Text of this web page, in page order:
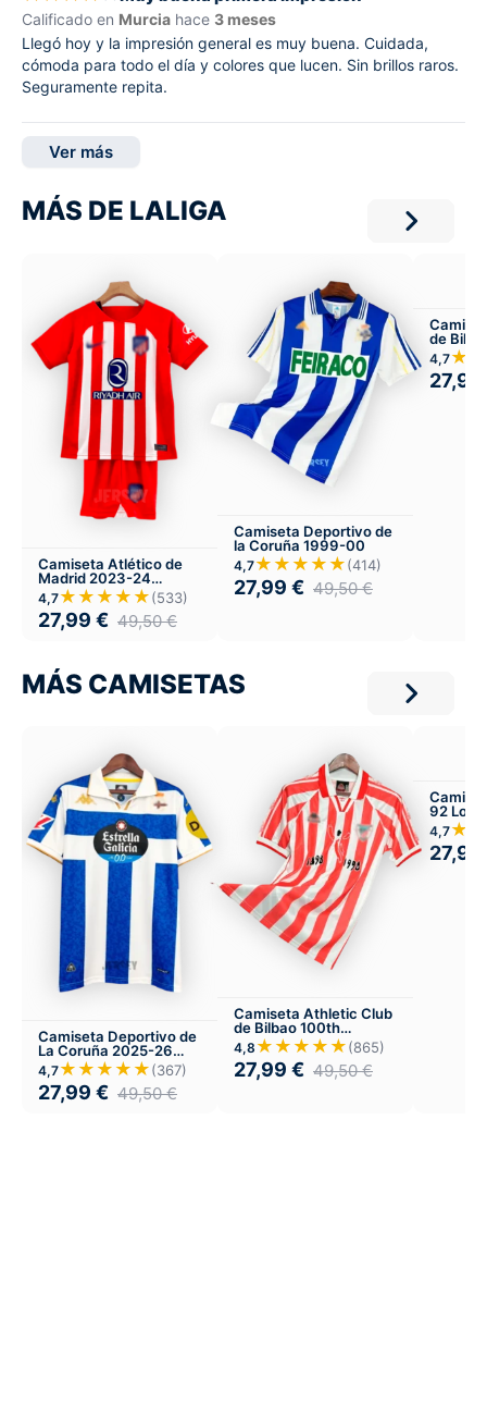
Calificado en Murcia hace 3 meses
Llegó hoy y la impresión general es muy buena. Cuidada,
cómoda para todo el día y colores que lucen. Sin brillos raros.
Seguramente repita.
Ver más
MÁS DE LALIGA
Camiseta Atlético de
Madrid 2023-24
Versión Infantil Local
4,7★★★★★(533)
27,99 € 49,50€
Camiseta Deportivo de
la Coruña 1999-00
4,7★★★★★(414)
27,99 € 49,50€
de
4,7
27,99
MÁS CAMISETAS
Camiseta Deportivo de
La Coruña 2025-26
Local
4,7★★★★★(367)
27,99 € 49,50€
Camiseta Athletic Club
de Bilbao 100th
aniversario 1998
4,8 ★★★★★(865)
27,99 € 49,50€
92 Local
4,7
27,99